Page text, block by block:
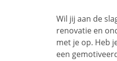
Wil jij aan de
renovatie en
met je op. Heb
een